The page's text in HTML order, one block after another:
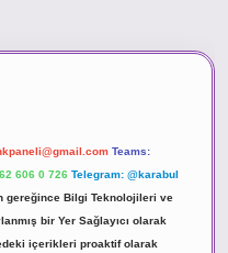
Teams:
606 0 726 Telegram: @karabul
gereğince Bilgi Teknolojileri ve
bir Yer Sağlayıcı olarak
içerikleri proaktif olarak